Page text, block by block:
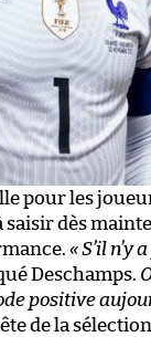
pour les
saisir dès
« S’il n’y
Deschamps.
positive
de la